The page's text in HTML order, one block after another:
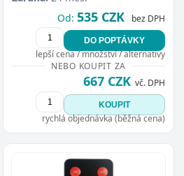
Od: 535 CZK bez DPH
DO POPTÁVKY
lepší cena / množství / alternativy
NEBO KOUPIT ZA
667 CZK vč. DPH
KOUPIT
rychlá objednávka (běžná cena)